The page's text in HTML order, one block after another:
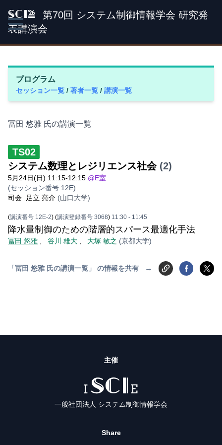
SCI '26
第70回 システム制御情報学会 研究発
表講演会
プログラム
セッション一覧 / 著者一覧 / 講演一覧
冨田 悠雅 氏の講演一覧
TS02
システム数理とレジリエンス社会 (2)
5月24日(日) 11:15-12:15 @E室
(セッション番号 12E)
司会
足立 亮介 (山口大学)
(講演番号 12E-2) (講演登録番号 3068) 11:30 - 11:45
降水量制御のための階層的スパース最適化手法
冨田 悠雅 谷川 雄大 大塚 敏之 (京都大学)
「冨田 悠雅 氏の講演一覧」 の情報を共有 →
主催
ISCIE
一般社団法人 システム制御情報学会
Share